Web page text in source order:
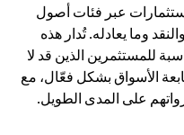
عبر فئات أصول
وما يعادله. تُدار هذه
للمستثمرين الذين قد لا
الأسواق بشكل فعّال، مع
على المدى الطويل.